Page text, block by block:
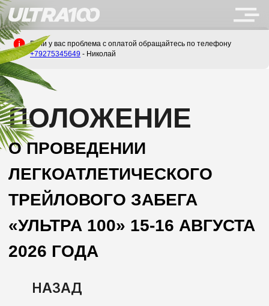
Если у вас проблема с оплатой обращайтесь по телефону
+79275345649 - Николай
ПОЛОЖЕНИЕ
О ПРОВЕДЕНИИ
ЛЕГКОАТЛЕТИЧЕСКОГО
ТРЕЙЛОВОГО ЗАБЕГА
«УЛЬТРА 100» 15-16 АВГУСТА
2026 ГОДА
НАЗАД